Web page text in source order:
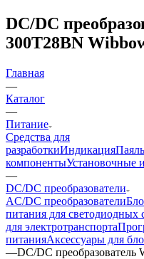
DC/DC
300T28BN
Главная
—
Каталог
—
Питание
Средства для
разработкиИндикация
компонентыУстановочные
—
DC/DC преобразователи
AC/DC преобразователи
питания для светодиодных
для электротранспорта
питанияАксессуары для
—DC/DC